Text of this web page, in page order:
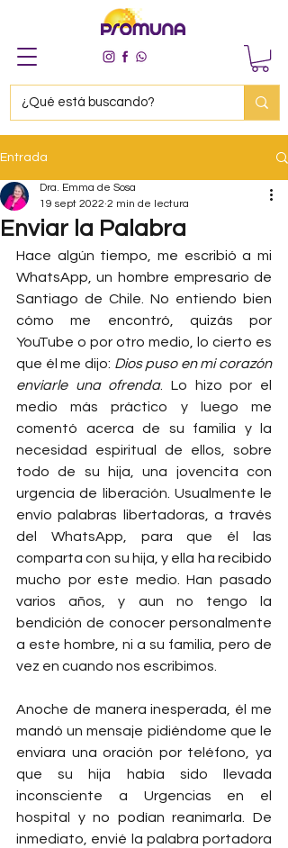
Entrada
Enviar la Palabra
Dra. Emma de Sosa
19 sept 2022 2 min de lectura
Hace algún tiempo, me escribió a mi
WhatsApp, un hombre empresario de
Santiago de Chile. No entiendo bien
cómo me encontró, quizás por
YouTube o por otro medio, lo cierto es
que él me dijo: Dios puso en mi corazón
enviarle una ofrenda. Lo hizo por el
medio más práctico y luego me
comentó acerca de su familia y la
necesidad espiritual de ellos, sobre
todo de su hija, una jovencita con
urgencia de liberación. Usualmente le
envío palabras libertadoras, a través
del WhatsApp, para que él las
comparta con su hija, y ella ha recibido
mucho por este medio. Han pasado
varios años, y aun no tengo la
bendición de conocer personalmente
a este hombre, ni a su familia, pero de
vez en cuando nos escribimos.
Anoche de manera inesperada, él me
mandó un mensaje pidiéndome que le
enviara una oración por teléfono, ya
que su hija había sido llevada
inconsciente a Urgencias en el
hospital y no podían reanimarla. De
inmediato, envié la palabra portadora